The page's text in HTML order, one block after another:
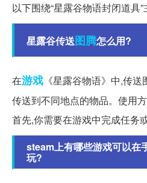
以下围绕“星露谷物语封闭道具
星露谷传送图腾怎么用?
在游戏 《星露谷物语》中,传
传送到不同地点的物品。使用
首先,你需要在游戏中完成任务
steam上有哪些游戏可以在
玩?